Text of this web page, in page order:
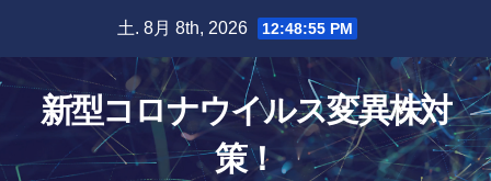
content
土. 8月 8th, 2026 12:48:56 PM
新型コロナウイルス変異株対
策！